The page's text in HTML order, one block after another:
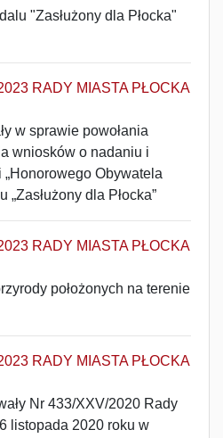
"Zasłużony dla Płocka"
RADY MIASTA PŁOCKA
w sprawie powołania
wniosków o nadaniu i
Obywatela
„Zasłużony dla Płocka”
RADY MIASTA PŁOCKA
położonych na terenie
RADY MIASTA PŁOCKA
Nr 433/XXV/2020 Rady
listopada 2020 roku w